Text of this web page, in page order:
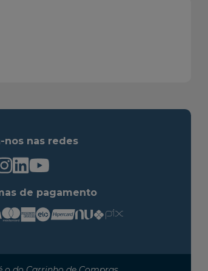
2016
2019
2014
2015
2013
2016
nos nas redes
de pagamento